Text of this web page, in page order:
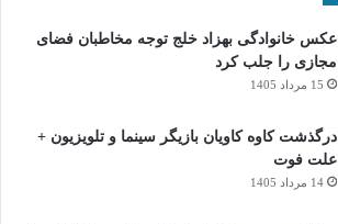
عکس خانوادگی بهزاد خلج توجه مخاطبان فضای
مجازی را جلب کرد
15 مرداد 1405
درگذشت کاوه کاویان بازیگر سینما و تلویزیون +
علت فوت
14 مرداد 1405